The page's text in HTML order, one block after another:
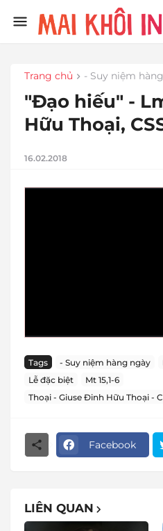
Trang chủ - Suy niệm
"Đạo hiếu" -
Hữu Thoại,
16.02.2018
Tags - Suy niệm hàng ngày
Lễ đặc biệt
Mt 15,1-6
Thoại - Giuse Đinh Hữu Thoại -
Facebook
LIÊN QUAN